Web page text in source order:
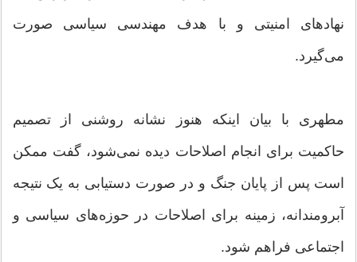
نهادهای امنیتی و با هدف مهندسی سیاسی صورت
می‌گیرد.
مطهری با بیان اینکه هنوز نشانه روشنی از تصمیم
حاکمیت برای انجام اصلاحات دیده نمی‌شود، گفت ممکن
است پس از پایان جنگ و در صورت دستیابی به یک نتیجه
آبرومندانه، زمینه برای اصلاحات در حوزه‌های سیاسی و
اجتماعی فراهم شود.